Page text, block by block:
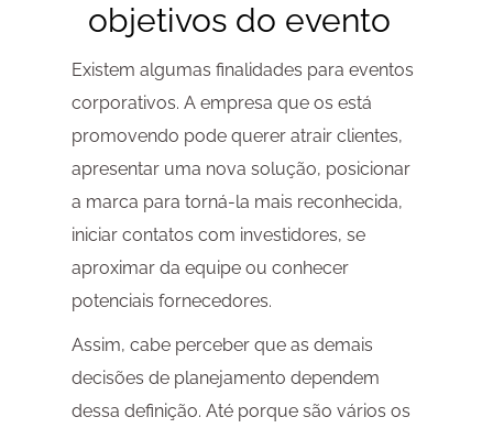
objetivos do evento
Existem algumas finalidades para eventos
corporativos. A empresa que os está
promovendo pode querer atrair clientes,
apresentar uma nova solução, posicionar
a marca para torná-la mais reconhecida,
iniciar contatos com investidores, se
aproximar da equipe ou conhecer
potenciais fornecedores.
Assim, cabe perceber que as demais
decisões de planejamento dependem
dessa definição. Até porque são vários os